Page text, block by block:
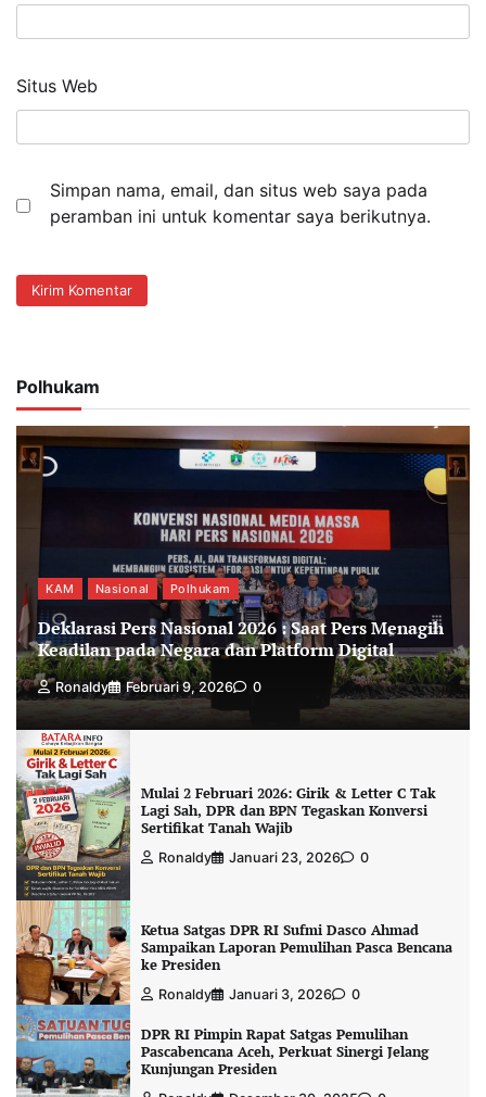
Situs Web
Simpan nama, email, dan situs web saya pada
peramban ini untuk komentar saya berikutnya.
Polhukam
KAM Nasional Polhukam
Deklarasi Pers Nasional 2026 : Saat Pers Menagih
Keadilan pada Negara dan Platform Digital
Ronaldy Februari 9, 2026 0
Mulai 2 Februari 2026: Girik & Letter C Tak
Lagi Sah, DPR dan BPN Tegaskan Konversi
Sertifikat Tanah Wajib
Ronaldy Januari 23, 2026 0
Ketua Satgas DPR RI Sufmi Dasco Ahmad
Sampaikan Laporan Pemulihan Pasca Bencana
ke Presiden
Ronaldy Januari 3, 2026 0
DPR RI Pimpin Rapat Satgas Pemulihan
Pascabencana Aceh, Perkuat Sinergi Jelang
Kunjungan Presiden